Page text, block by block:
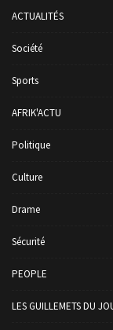
ACTUALITÉS
Société
Sports
AFRIK'ACTU
Politique
Culture
Drame
Sécurité
PEOPLE
LES GUILLEMETS DU